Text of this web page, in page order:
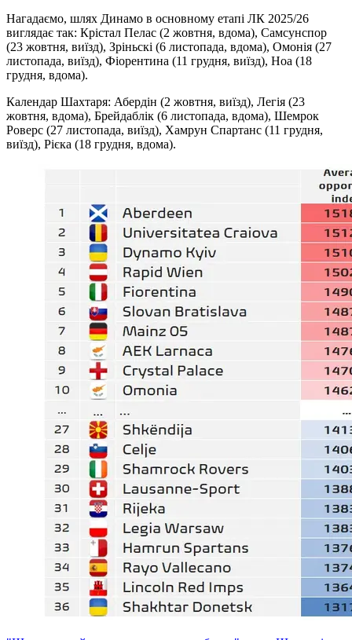
Нагадаємо, шлях Динамо в основному етапі ЛК 2025/26
виглядає так: Крістал Пелас (2 жовтня, вдома), Самсунспор
(23 жовтня, виїзд), Зріньскі (6 листопада, вдома), Омонія (27
листопада, виїзд), Фіорентина (11 грудня, виїзд), Ноа (18
грудня, вдома).
Календар Шахтаря: Абердін (2 жовтня, виїзд), Легія (23
жовтня, вдома), Брейдаблік (6 листопада, вдома), Шемрок
Роверс (27 листопада, виїзд), Хамрун Спартанс (11 грудня,
виїзд), Рієка (18 грудня, вдома).